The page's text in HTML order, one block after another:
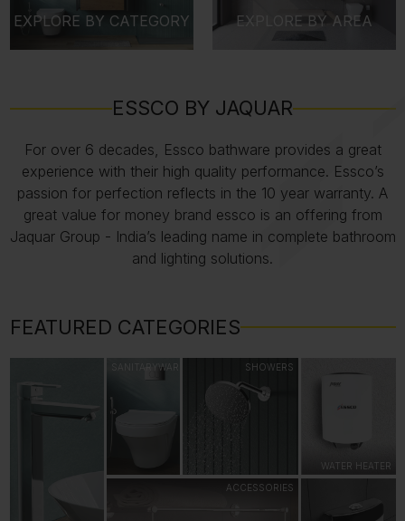
EXPLORE BY CATEGORY EXPLORE BY AREA
ESSCO BY JAQUAR
For over 6 decades, Essco bathware provides a great
experience with their high quality performance. Essco’s
passion for perfection reflects in the 10 year warranty. A
great value for money brand essco is an offering from
Jaquar Group - India’s leading name in complete bathroom
and lighting solutions.
FEATURED CATEGORIES
SANITARYWARE SHOWERS
WATER HEATER
ACCESSORIES